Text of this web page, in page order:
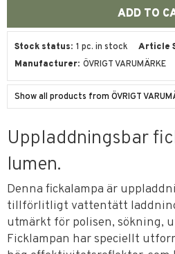
Stock status 1 pc. in stock Article
Manufacturer ÖVRIGT VARUMÄRKE
Show all products from ÖVRIGT
Uppladdningsbar
lumen.
Denna fickalampa är
tillförlitligt vattentätt
utmärkt för polisen, sökning,
Ficklampan har speciellt